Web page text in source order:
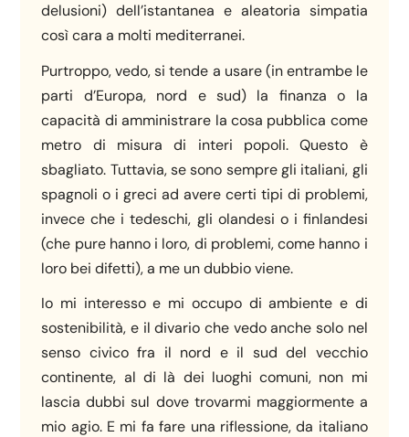
delusioni) dell’istantanea e aleatoria simpatia
così cara a molti mediterranei.
Purtroppo, vedo, si tende a usare (in entrambe le
parti d’Europa, nord e sud) la finanza o la
capacità di amministrare la cosa pubblica come
metro di misura di interi popoli. Questo è
sbagliato. Tuttavia, se sono sempre gli italiani, gli
spagnoli o i greci ad avere certi tipi di problemi,
invece che i tedeschi, gli olandesi o i finlandesi
(che pure hanno i loro, di problemi, come hanno i
loro bei difetti), a me un dubbio viene.
Io mi interesso e mi occupo di ambiente e di
sostenibilità, e il divario che vedo anche solo nel
senso civico fra il nord e il sud del vecchio
continente, al di là dei luoghi comuni, non mi
lascia dubbi sul dove trovarmi maggiormente a
mio agio. E mi fa fare una riflessione, da italiano